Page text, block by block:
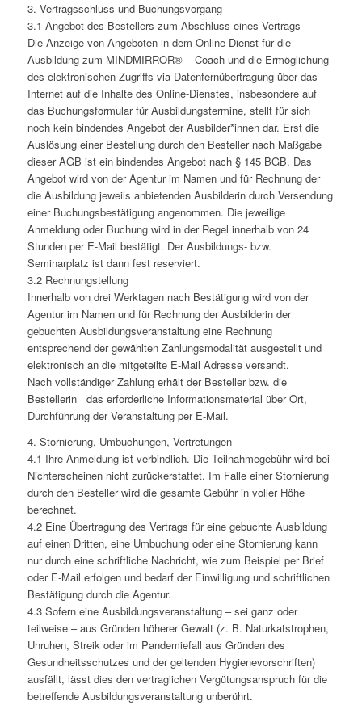
3. Vertragsschluss und Buchungsvorgang
3.1 Angebot des Bestellers zum Abschluss eines Vertrags
Die Anzeige von Angeboten in dem Online-Dienst für die
Ausbildung zum MINDMIRROR® – Coach und die Ermöglichung
des elektronischen Zugriffs via Datenfernübertragung über das
Internet auf die Inhalte des Online-Dienstes, insbesondere auf
das Buchungsformular für Ausbildungstermine, stellt für sich
noch kein bindendes Angebot der Ausbilder*innen dar. Erst die
Auslösung einer Bestellung durch den Besteller nach Maßgabe
dieser AGB ist ein bindendes Angebot nach § 145 BGB. Das
Angebot wird von der Agentur im Namen und für Rechnung der
die Ausbildung jeweils anbietenden Ausbilderin durch Versendung
einer Buchungsbestätigung angenommen. Die jeweilige
Anmeldung oder Buchung wird in der Regel innerhalb von 24
Stunden per E-Mail bestätigt. Der Ausbildungs- bzw.
Seminarplatz ist dann fest reserviert.
3.2 Rechnungstellung
Innerhalb von drei Werktagen nach Bestätigung wird von der
Agentur im Namen und für Rechnung der Ausbilderin der
gebuchten Ausbildungsveranstaltung eine Rechnung
entsprechend der gewählten Zahlungsmodalität ausgestellt und
elektronisch an die mitgeteilte E-Mail Adresse versandt.
Nach vollständiger Zahlung erhält der Besteller bzw. die
Bestellerin das erforderliche Informationsmaterial über Ort,
Durchführung der Veranstaltung per E-Mail.
4. Stornierung, Umbuchungen, Vertretungen
4.1 Ihre Anmeldung ist verbindlich. Die Teilnahmegebühr wird bei
Nichterscheinen nicht zurückerstattet. Im Falle einer Stornierung
durch den Besteller wird die gesamte Gebühr in voller Höhe
berechnet.
4.2 Eine Übertragung des Vertrags für eine gebuchte Ausbildung
auf einen Dritten, eine Umbuchung oder eine Stornierung kann
nur durch eine schriftliche Nachricht, wie zum Beispiel per Brief
oder E-Mail erfolgen und bedarf der Einwilligung und schriftlichen
Bestätigung durch die Agentur.
4.3 Sofern eine Ausbildungsveranstaltung – sei ganz oder
teilweise – aus Gründen höherer Gewalt (z. B. Naturkatstrophen,
Unruhen, Streik oder im Pandemiefall aus Gründen des
Gesundheitsschutzes und der geltenden Hygienevorschriften)
ausfällt, lässt dies den vertraglichen Vergütungsanspruch für die
betreffende Ausbildungsveranstaltung unberührt.